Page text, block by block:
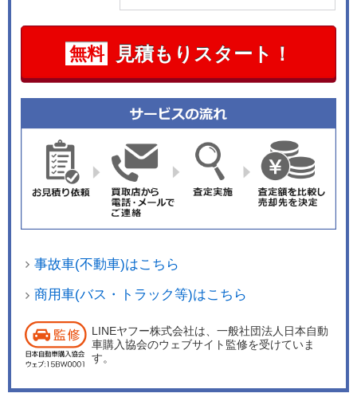
無料 見積もりスタート！
事故車(不動車)はこちら
商用車(バス・トラック等)はこちら
LINEヤフー株式会社は、一般社団法人日本自動
車購入協会のウェブサイト監修を受けていま
す。